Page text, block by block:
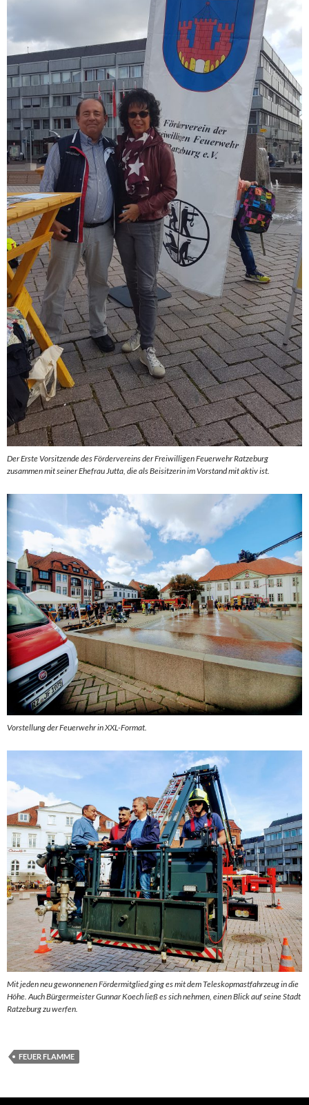
Der Erste Vorsitzende des Fördervereins der Freiwilligen Feuerwehr Ratzeburg
zusammen mit seiner Ehefrau Jutta, die als Beisitzerin im Vorstand mit aktiv ist.
Vorstellung der Feuerwehr in XXL-Format.
Mit jeden neu gewonnenen Fördermitglied ging es mit dem Teleskopmastfahrzeug in die
Höhe. Auch Bürgermeister Gunnar Koech ließ es sich nehmen, einen Blick auf seine Stadt
Ratzeburg zu werfen.
FEUER FLAMME